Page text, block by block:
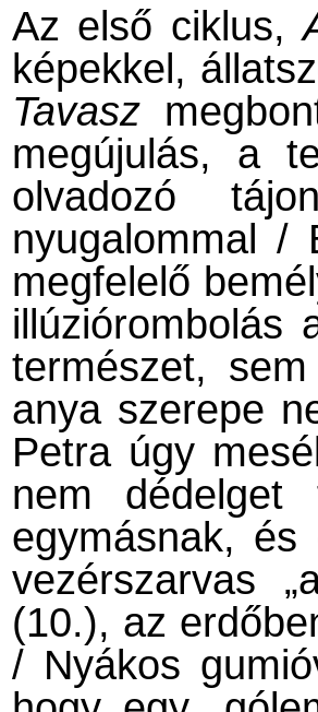
Az első ciklus,
képekkel,
Tavasz
megújulás, a
olvadozó
nyugalommal /
megfelelő
illúziórombolás
természet,
anya szerepe
Petra úgy
nem dédelget
egymásnak,
vezérszarvas
(10.), az
/ Nyákos